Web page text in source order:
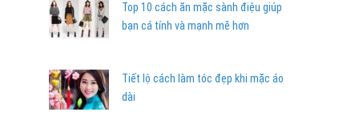
Top 10 cách ăn mặc sành điệu giúp
bạn cá tính và mạnh mẽ hơn
Tiết lộ cách làm tóc đẹp khi mặc áo
dài